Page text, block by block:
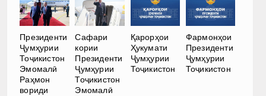
Президенти
Ҷумҳурии
Тоҷикистон
Эмомалӣ
Раҳмон
вориди
Сафари
кории
Президенти
Ҷумҳурии
Тоҷикистон
Эмомалӣ
Қарорҳои
Ҳукумати
Ҷумҳурии
Тоҷикистон
Фармонҳои
Президенти
Ҷумҳурии
Тоҷикистон